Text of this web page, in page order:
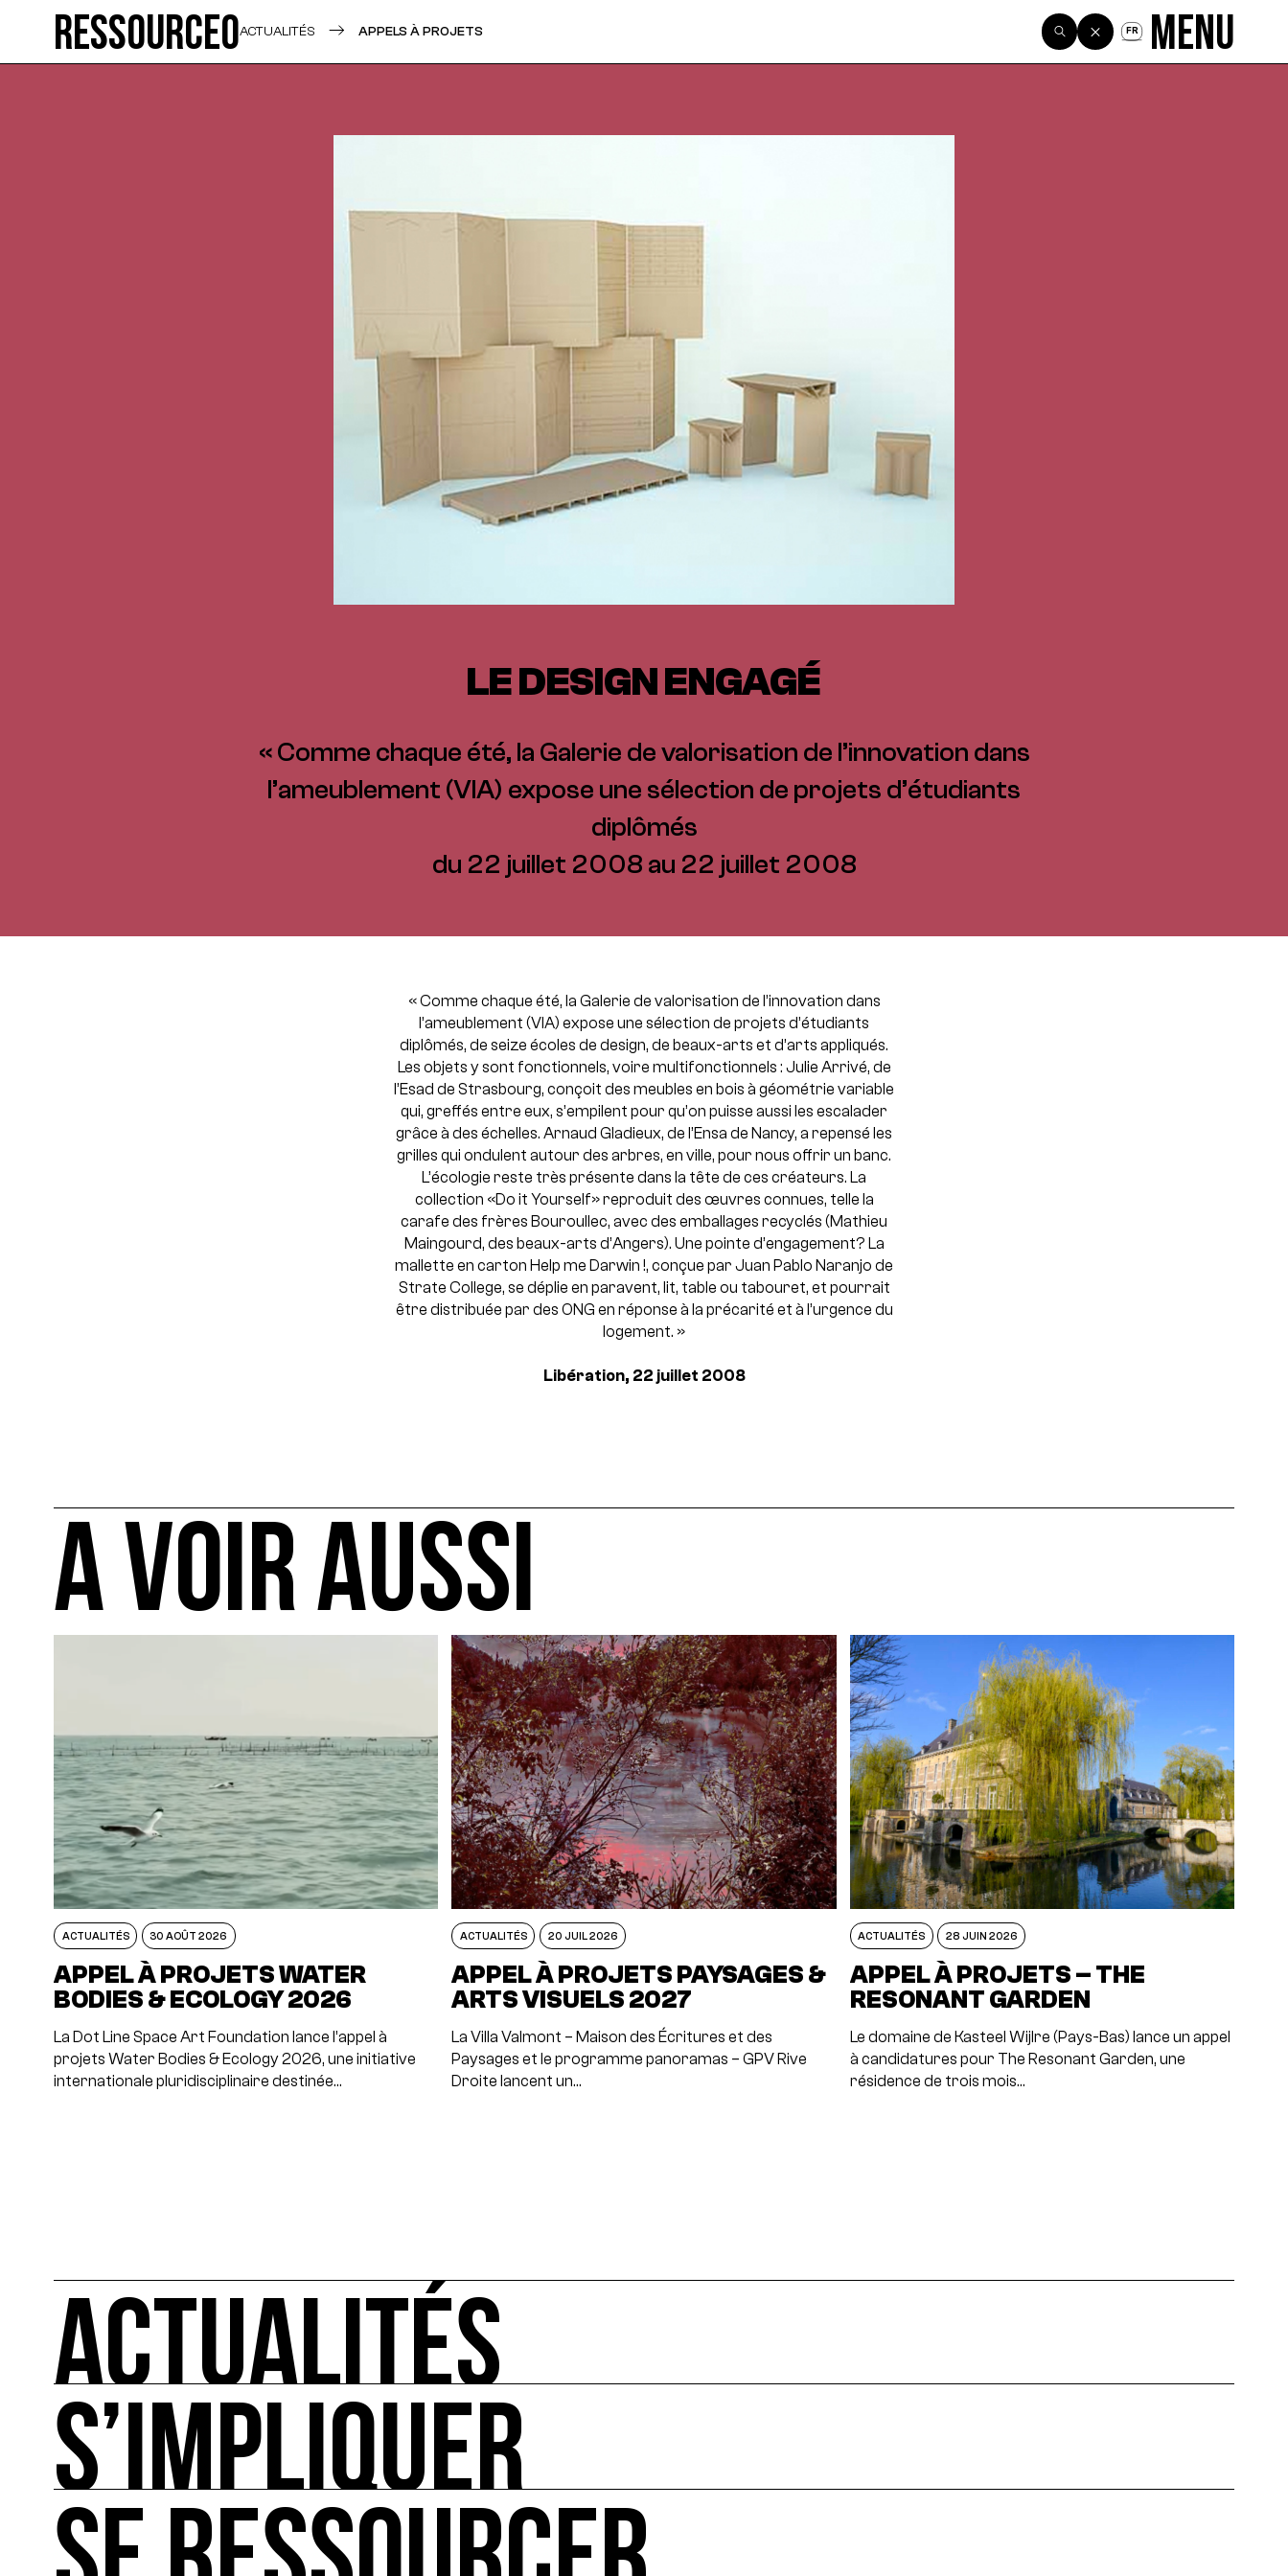
Ressource0ACTUALITÉS APPELS À PROJETS FR Menu
LE DESIGN ENGAGÉ
« Comme chaque été, la Galerie de valorisation de l’innovation dans
l’ameublement (VIA) expose une sélection de projets d’étudiants
diplômés
du 22 juillet 2008 au 22 juillet 2008
« Comme chaque été, la Galerie de valorisation de l’innovation dans
l’ameublement (VIA) expose une sélection de projets d’étudiants
diplômés, de seize écoles de design, de beaux-arts et d’arts appliqués.
Les objets y sont fonctionnels, voire multifonctionnels : Julie Arrivé, de
l’Esad de Strasbourg, conçoit des meubles en bois à géométrie variable
qui, greffés entre eux, s’empilent pour qu’on puisse aussi les escalader
grâce à des échelles. Arnaud Gladieux, de l’Ensa de Nancy, a repensé les
grilles qui ondulent autour des arbres, en ville, pour nous offrir un banc.
L’écologie reste très présente dans la tête de ces créateurs. La
collection «Do it Yourself» reproduit des œuvres connues, telle la
carafe des frères Bouroullec, avec des emballages recyclés (Mathieu
Maingourd, des beaux-arts d’Angers). Une pointe d’engagement? La
mallette en carton Help me Darwin !, conçue par Juan Pablo Naranjo de
Strate College, se déplie en paravent, lit, table ou tabouret, et pourrait
être distribuée par des ONG en réponse à la précarité et à l’urgence du
logement. »
Libération, 22 juillet 2008
A VOIR AUSSI
ACTUALITÉS 30 AOÛT 2026
APPEL À PROJETS WATER
BODIES & ECOLOGY 2026
La Dot Line Space Art Foundation lance l’appel à
projets Water Bodies & Ecology 2026, une initiative
internationale pluridisciplinaire destinée…
ACTUALITÉS 20 JUIL 2026
APPEL À PROJETS PAYSAGES &
ARTS VISUELS 2027
La Villa Valmont – Maison des Écritures et des
Paysages et le programme panoramas – GPV Rive
Droite lancent un…
ACTUALITÉS 28 JUIN 2026
APPEL À PROJETS – THE
RESONANT GARDEN
Le domaine de Kasteel Wijlre (Pays-Bas) lance un appel
à candidatures pour The Resonant Garden, une
résidence de trois mois…
ACTUALITÉS
ACTUALITÉS
L'actualité française et internationale des rendez-vous de l'art et de l'écologie : manifestations, appels à projets, rencontres...
S’IMPLIQUER
S’IMPLIQUER
Les bonnes pratiques, guides et outils pour réduire ses impacts.